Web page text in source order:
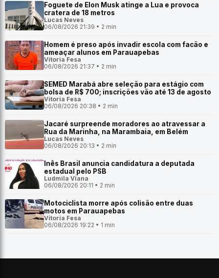
Foguete de Elon Musk atinge a Lua e provoca
cratera de 18 metros
Lucas Neves
06/08/2026 21:39 • 2 min
Homem é preso após invadir escola com facão e
ameaçar alunos em Parauapebas
Vitoria Fesa
06/08/2026 21:37 • 2 min
SEMED Marabá abre seleção para estágio com
bolsa de R$ 700; inscrições vão até 13 de agosto
Vitoria Fesa
06/08/2026 20:38 • 2 min
Jacaré surpreende moradores ao atravessar a
Rua da Marinha, na Marambaia, em Belém
Lucas Neves
06/08/2026 20:13 • 2 min
Inês Brasil anuncia candidatura a deputada
estadual pelo PSB
Ludmila Viana
06/08/2026 20:11 • 2 min
Motociclista morre após colisão entre duas
motos em Parauapebas
Vitoria Fesa
06/08/2026 19:22 • 1 min